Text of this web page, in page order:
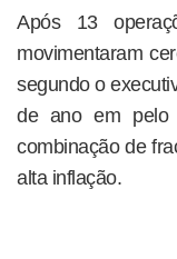
Após 13
movimentaram
segundo o
de ano em pelo
combinação de
alta inflação.